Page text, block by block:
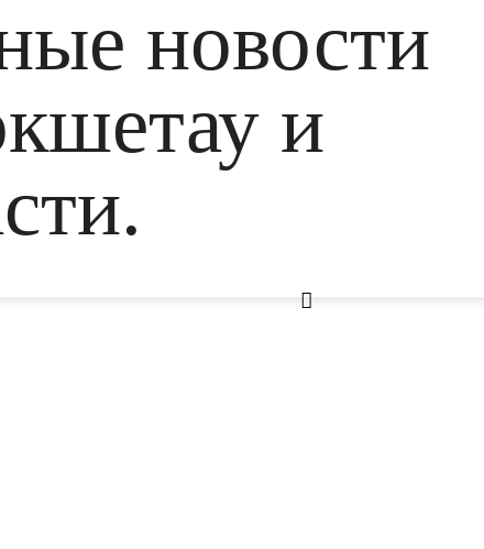
новости
и